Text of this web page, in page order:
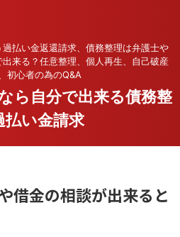
払い金返還請求、債務整理は弁護士や
来る？任意整理、個人再生、自己破産
初心者の為のQ&A
ら自分で出来る債務整
払い金請求
借金の相談が出来ると